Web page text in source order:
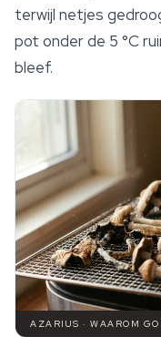
terwijl netjes
pot onder de 5 °C
bleef.
AZARIUS · WAAROM